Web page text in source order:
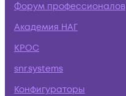
Форум профессионалов
Академия НАГ
КРОС
snr.systems
Конфигураторы